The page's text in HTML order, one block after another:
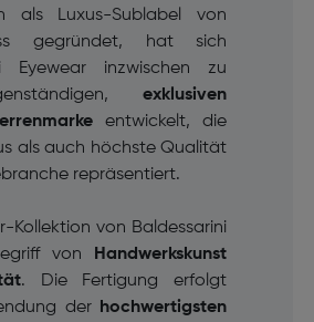
als Luxus-Sublabel von
gegründet, hat sich
Eyewear inzwischen zu
exklusiven
entwickelt, die
als auch höchste Qualität
repräsentiert.
Kollektion von Baldessarini
von Handwerkskunst
. Die Fertigung erfolgt
der hochwertigsten